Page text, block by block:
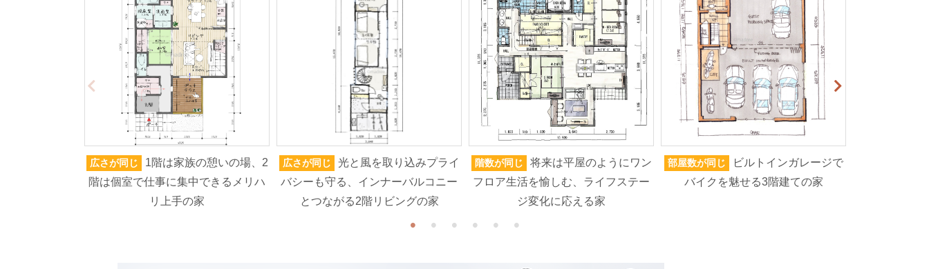
広さが同じ
1階は家族の憩いの場、2
階は個室で仕事に集中できるメリハ
リ上手の家
広さが同じ
光と風を取り込みプライ
バシーも守る、インナーバルコニー
とつながる2階リビングの家
階数が同じ
将来は平屋のようにワン
フロア生活を愉しむ、ライフステー
ジ変化に応える家
部屋数が同じ
ビルトインガレージで
バイクを魅せる3階建ての家